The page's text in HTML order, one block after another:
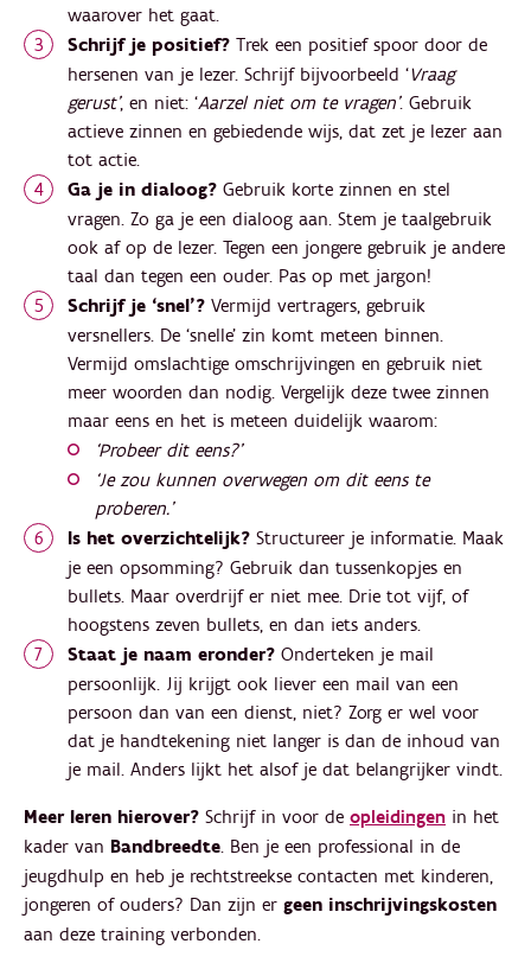
waarover het gaat.
Schrijf je positief? Trek een positief spoor door de
hersenen van je lezer. Schrijf bijvoorbeeld ‘Vraag
gerust’, en niet: ‘Aarzel niet om te vragen’. Gebruik
actieve zinnen en gebiedende wijs, dat zet je lezer aan
tot actie.
Ga je in dialoog? Gebruik korte zinnen en stel
vragen. Zo ga je een dialoog aan. Stem je taalgebruik
ook af op de lezer. Tegen een jongere gebruik je andere
taal dan tegen een ouder. Pas op met jargon!
Schrijf je ‘snel’? Vermijd vertragers, gebruik
versnellers. De ‘snelle’ zin komt meteen binnen.
Vermijd omslachtige omschrijvingen en gebruik niet
meer woorden dan nodig. Vergelijk deze twee zinnen
maar eens en het is meteen duidelijk waarom:
‘Probeer dit eens?’
‘Je zou kunnen overwegen om dit eens te
proberen.’
Is het overzichtelijk? Structureer je informatie. Maak
je een opsomming? Gebruik dan tussenkopjes en
bullets. Maar overdrijf er niet mee. Drie tot vijf, of
hoogstens zeven bullets, en dan iets anders.
Staat je naam eronder? Onderteken je mail
persoonlijk. Jij krijgt ook liever een mail van een
persoon dan van een dienst, niet? Zorg er wel voor
dat je handtekening niet langer is dan de inhoud van
je mail. Anders lijkt het alsof je dat belangrijker vindt.
Meer leren hierover? Schrijf in voor de opleidingen in het
kader van Bandbreedte. Ben je een professional in de
jeugdhulp en heb je rechtstreekse contacten met kinderen,
jongeren of ouders? Dan zijn er geen inschrijvingskosten
aan deze training verbonden.